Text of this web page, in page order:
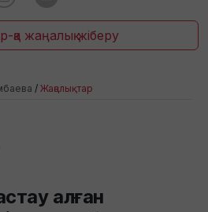
қа жаңалық жіберу
/ Жаңалықтар
алған